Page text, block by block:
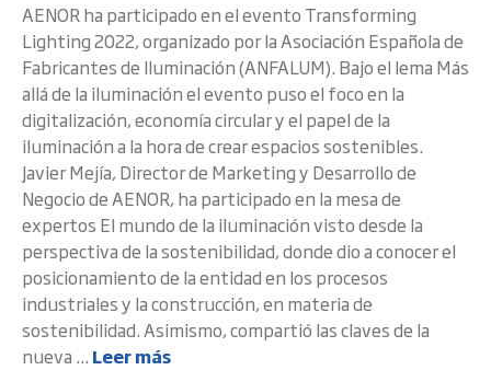
AENOR ha participado en el evento Transforming
Lighting 2022, organizado por la Asociación Española de
Fabricantes de Iluminación (ANFALUM). Bajo el lema Más
allá de la iluminación el evento puso el foco en la
digitalización, economía circular y el papel de la
iluminación a la hora de crear espacios sostenibles.
Javier Mejía, Director de Marketing y Desarrollo de
Negocio de AENOR, ha participado en la mesa de
expertos El mundo de la iluminación visto desde la
perspectiva de la sostenibilidad, donde dio a conocer el
posicionamiento de la entidad en los procesos
industriales y la construcción, en materia de
sostenibilidad. Asimismo, compartió las claves de la
nueva ... Leer más